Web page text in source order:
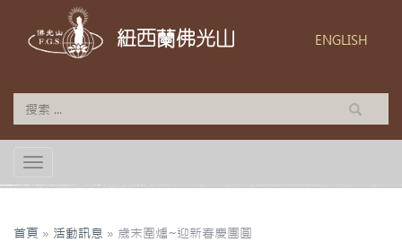
紐西蘭佛光山 ENGLISH
TOGGLE NAVIGATION
首頁 » 活動訊息 » 歲末圍爐~迎新春慶團圓